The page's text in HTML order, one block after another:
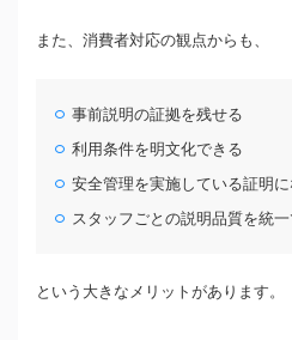
また、消費者対応の観点からも、
事前説明の証拠を残せる
利用条件を明文化できる
安全管理を実施している証明に
スタッフごとの説明品質を統
という大きなメリットがあります。